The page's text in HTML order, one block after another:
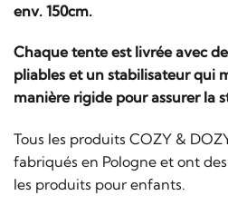
env. 150cm.
Chaque tente est livrée avec
pliables et un stabilisateur qui
manière rigide pour assurer la
Tous les produits COZY &
fabriqués en Pologne et ont
les produits pour enfants.